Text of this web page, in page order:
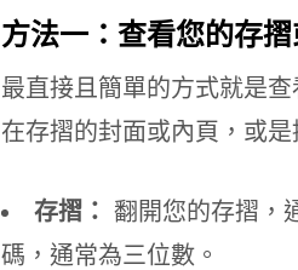
方法一：查看您的存
最直接且簡單的方式就是
在存摺的封面或內頁，或是
存摺： 翻開您的存摺，
碼，通常為三位數。